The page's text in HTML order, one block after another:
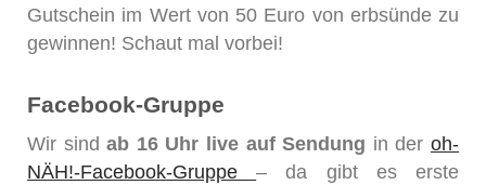
Gutschein im Wert von 50 Euro von erbsünde zu
gewinnen! Schaut mal vorbei!
Facebook-Gruppe
Wir sindab 16 Uhr live auf Sendung in deroh-
NÄH!-Facebook-Gruppe– da gibt es erste